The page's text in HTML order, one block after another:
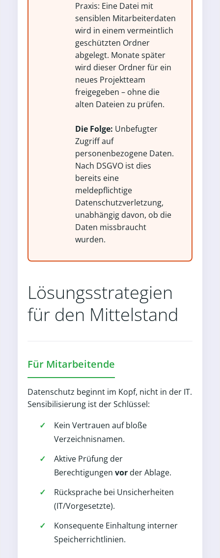
Praxis: Eine Datei mit
sensiblen Mitarbeiterdaten
wird in einem vermeintlich
geschützten Ordner
abgelegt. Monate später
wird dieser Ordner für ein
neues Projektteam
freigegeben – ohne die
alten Dateien zu prüfen.
Die Folge: Unbefugter
Zugriff auf
personenbezogene Daten.
Nach DSGVO ist dies
bereits eine
meldepflichtige
Datenschutzverletzung,
unabhängig davon, ob die
Daten missbraucht
wurden.
Lösungsstrategien
für den Mittelstand
Für Mitarbeitende
Datenschutz beginnt im Kopf, nicht in der IT.
Sensibilisierung ist der Schlüssel:
Kein Vertrauen auf bloße
Verzeichnisnamen.
Aktive Prüfung der
Berechtigungen vor der Ablage.
Rücksprache bei Unsicherheiten
(IT/Vorgesetzte).
Konsequente Einhaltung interner
Speicherrichtlinien.